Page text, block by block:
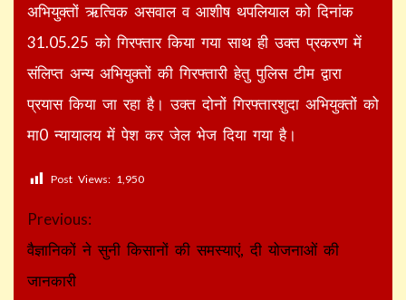
अभियुक्तों ऋत्विक असवाल व आशीष थपलियाल को दिनांक
31.05.25 को गिरफ्तार किया गया साथ ही उक्त प्रकरण में
संलिप्त अन्य अभियुक्तों की गिरफ्तारी हेतु पुलिस टीम द्वारा
प्रयास किया जा रहा है। उक्त दोनों गिरफ्तारशुदा अभियुक्तों को
मा0 न्यायालय में पेश कर जेल भेज दिया गया है।
Post Views: 1,950
Continue
Reading
Previous:
वैज्ञानिकों ने सुनी किसानों की समस्याएं, दी योजनाओं की
जानकारी